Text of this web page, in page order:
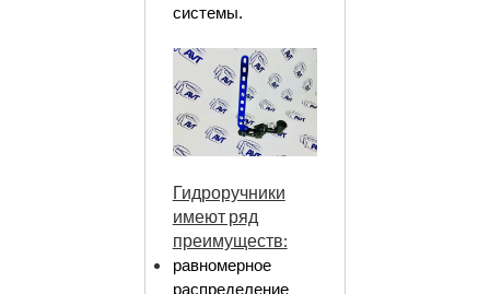
системы.
Гидроручники
имеют ряд
преимуществ:
равномерное
распределение